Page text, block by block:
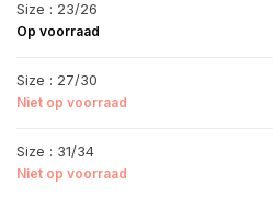
Size : 23/26
Op voorraad
Size : 27/30
Niet op voorraad
Size : 31/34
Niet op voorraad